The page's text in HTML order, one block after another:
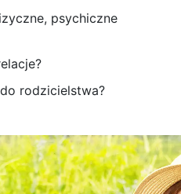
psychiczne
rodzicielstwa?